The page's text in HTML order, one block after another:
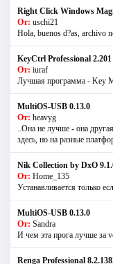
Right Click Windows
От: uschi21
Hola, buenos d?as, archivo
KeyCtrl Professional 2.201
От: iuraf
Лучшая программа - Key
MultiOS-USB 0.13.0
От: heavyg
..Она не лучше - она
здесь, но на разные
Nik Collection by DxO
От: Home_135
Устанавливается только
MultiOS-USB 0.13.0
От: Sandra
И чем эта прога лучше за
Renga Professional